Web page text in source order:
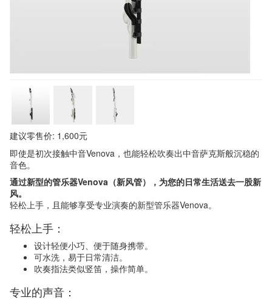
建议零售价: 1,600元
即使是初次接触中音Venova，也能轻松吹奏出中音萨克斯般沉稳的
音色。
通过新型的管乐器Venova（新风管），为您的日常生活送去一股新
风。
轻松上手，且能够享受专业演奏的新型管乐器Venova。
轻松上手：
设计轻便小巧、便于随身携带。
可水洗，易于日常清洁。
吹奏指法类似竖笛，操作简单。
专业的声音：